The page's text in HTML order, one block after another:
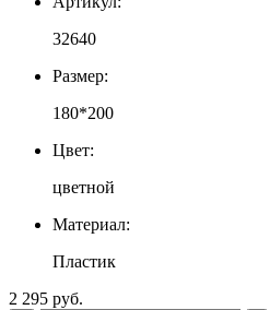
32640
Размер:
180*200
Цвет:
цветной
Материал:
Пластик
2 295 руб.